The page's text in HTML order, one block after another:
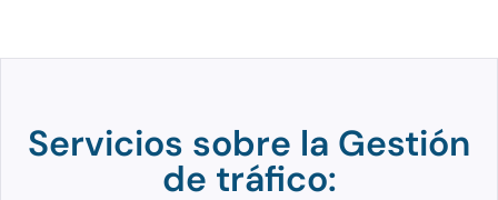
Servicios sobre la Gestión
de tráfico: